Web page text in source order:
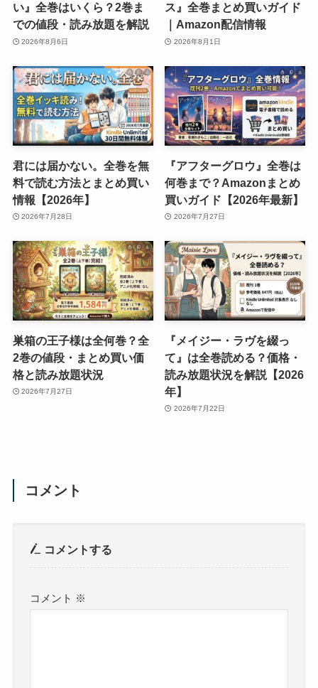
い』全巻はいくら？2巻ま
での値段・読み放題を解説
2026年8月6日
ス』全巻まとめ買いガイド
｜Amazon配信情報
2026年8月1日
君には届かない。全巻を無
料で読む方法とまとめ買い
情報【2026年】
2026年7月28日
『アフターグロウ』全巻は
何巻まで？Amazonまとめ
買いガイド【2026年最新】
2026年7月27日
巣箱の王子様は全何巻？全
2巻の値段・まとめ買い価
格と読み放題状況
2026年7月27日
『メイジー・ラヴを綴っ
て』は全巻読める？価格・
読み放題状況を解説【2026
年】
2026年7月22日
コメント
コメントする
コメント ※